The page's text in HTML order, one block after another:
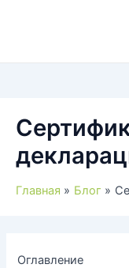
Главная Блог
Оглавление